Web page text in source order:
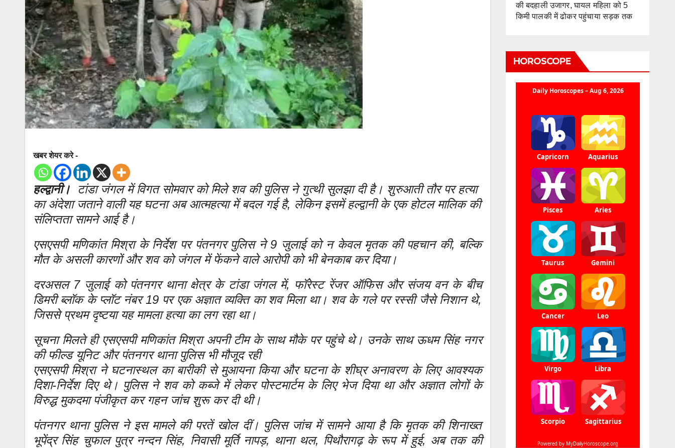
खबर शेयर करे -
हल्द्वानी।
टांडा जंगल में विगत सोमवार को मिले शव की पुलिस ने गुत्थी सुलझा दी है। शुरुआती तौर पर हत्या
का अंदेशा जताने वाली यह घटना अब आत्महत्या में बदल गई है, लेकिन इसमें हल्द्वानी के एक होटल मालिक की
संलिप्तता सामने आई है।
एसएसपी मणिकांत मिश्रा के निर्देश पर पंतनगर पुलिस ने 9 जुलाई को न केवल मृतक की पहचान की, बल्कि
मौत के असली कारणों और शव को जंगल में फेंकने वाले आरोपी को भी बेनकाब कर दिया।
दरअसल 7 जुलाई को पंतनगर थाना क्षेत्र के टांडा जंगल में, फॉरेस्ट रेंजर ऑफिस और संजय वन के बीच
डिमरी ब्लॉक के प्लॉट नंबर 19 पर एक अज्ञात व्यक्ति का शव मिला था। शव के गले पर रस्सी जैसे निशान थे,
जिससे प्रथम दृष्टया यह मामला हत्या का लग रहा था।
सूचना मिलते ही एसएसपी मणिकांत मिश्रा अपनी टीम के साथ मौके पर पहुंचे थे। उनके साथ ऊधम सिंह नगर
की फील्ड यूनिट और पंतनगर थाना पुलिस भी मौजूद रही
एसएसपी मिश्रा ने घटनास्थल का बारीकी से मुआयना किया और घटना के शीघ्र अनावरण के लिए आवश्यक
दिशा-निर्देश दिए थे। पुलिस ने शव को कब्जे में लेकर पोस्टमार्टम के लिए भेज दिया था और अज्ञात लोगों के
विरुद्ध मुकदमा पंजीकृत कर गहन जांच शुरू कर दी थी।
पंतनगर थाना पुलिस ने इस मामले की परतें खोल दीं। पुलिस जांच में सामने आया है कि मृतक की शिनाख्त
भूपेंद्र सिंह चुफाल पुत्र नन्दन सिंह, निवासी मूर्ति नापड़, थाना थल, पिथौरागढ़ के रूप में हुई, अब तक की
की बदहाली उजागर, घायल महिला को 5
किमी पालकी में ढोकर पहुंचाया सड़क तक
HOROSCOPE